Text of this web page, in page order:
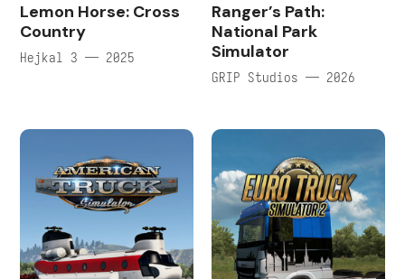
Lemon Horse: Cross
Country
Hejkal 3 — 2025
Ranger’s Path:
National Park
Simulator
GRIP Studios — 2026